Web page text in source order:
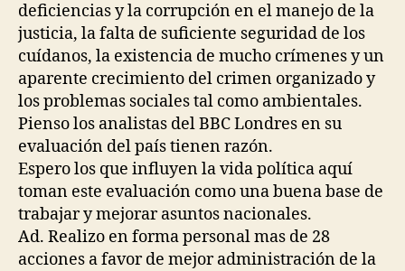
deficiencias y la corrupción en el manejo de la
justicia, la falta de suficiente seguridad de los
cuídanos, la existencia de mucho crímenes y un
aparente crecimiento del crimen organizado y
los problemas sociales tal como ambientales.
Pienso los analistas del BBC Londres en su
evaluación del país tienen razón.
Espero los que influyen la vida política aquí
toman este evaluación como una buena base de
trabajar y mejorar asuntos nacionales.
Ad. Realizo en forma personal mas de 28
acciones a favor de mejor administración de la